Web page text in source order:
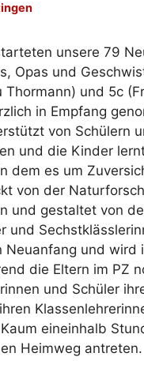
unsere 79
Opas und
Thormann) und 5c
in Empfang
von Schülern
und die Kinder
dem es um
von der
und gestaltet von
und
Neuanfang und
die Eltern im PZ
und Schüler
eineinhalb
Heimweg antreten.